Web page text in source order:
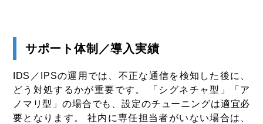
サポート体制／導入実績
IDS／IPSの運用では、不正な通信を検知した後に、
どう対処するかが重要です。 「シグネチャ型」「ア
ノマリ型」の場合でも、設定のチューニングは適宜必
要となります。 社内に専任担当者がいない場合は、